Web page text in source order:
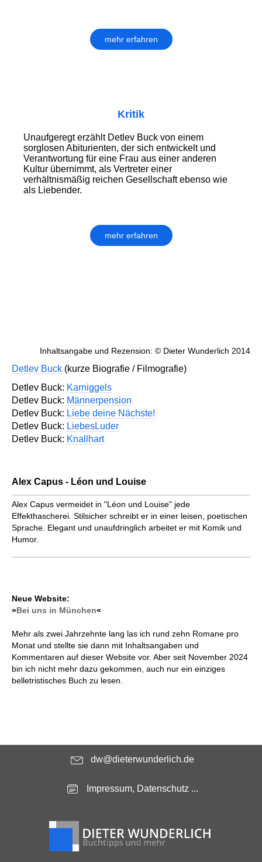
mehr erfahren
Kritik
Unaufgeregt erzählt Detlev Buck von einem
sorglosen Abiturienten, der sich entwickelt und
Verantwortung für eine Frau aus einer anderen
Kultur übernimmt, als Vertreter einer
verhältnismäßig reichen Gesellschaft ebenso wie
als Liebender.
mehr erfahren
Inhaltsangabe und Rezension: © Dieter Wunderlich 2014
Detlev Buck (kurze Biografie / Filmografie)
Detlev Buck: Karniggels
Detlev Buck: Männerpension
Detlev Buck: Liebe deine Nächste!
Detlev Buck: LiebesLuder
Detlev Buck: Knallhart
Alex Capus - Léon und Louise
Alex Capus vermeidet in "Léon und Louise" jede
Effekthascherei. Stilsicher schreibt er in einer leisen, poetischen
Sprache. Elegant und unaufdringlich arbeitet er mit Komik und
Humor.
Neue Website:
»Bei uns in München«
Mehr als zwei Jahrzehnte lang las ich rund zehn Romane pro
Monat und stellte sie dann mit Inhaltsangaben und
Kommentaren auf dieser Website vor. Aber seit November 2024
bin ich nicht mehr dazu gekommen, auch nur ein einziges
belletristisches Buch zu lesen.
dw@dieterwunderlich.de
Impressum, Datenschutz ...